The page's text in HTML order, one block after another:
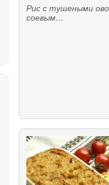
Рис с тушеными
соевым…